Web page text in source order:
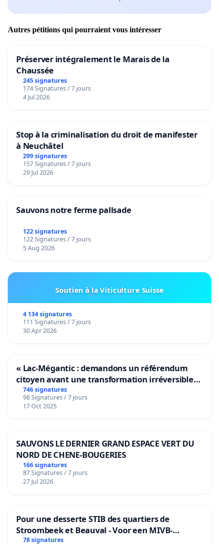
Autres pétitions qui pourraient vous intéresser
Préserver intégralement le Marais de la
Chaussée
245 signatures
174 Signatures / 7 jours
4 Jul 2026
Stop à la criminalisation du droit de manifester
à Neuchâtel
299 signatures
157 Signatures / 7 jours
29 Jul 2026
Sauvons notre ferme pallsade
122 signatures
122 Signatures / 7 jours
5 Aug 2026
Soutien à la Viticulture Suisse
4 134 signatures
111 Signatures / 7 jours
30 Apr 2026
« Lac-Mégantic : demandons un référendum
citoyen avant une transformation irréversible
de notre territoire »
746 signatures
98 Signatures / 7 jours
17 Oct 2025
SAUVONS LE DERNIER GRAND ESPACE VERT DU
NORD DE CHENE-BOUGERIES
166 signatures
87 Signatures / 7 jours
27 Jul 2026
Pour une desserte STIB des quartiers de
Stroombeek et Beauval - Voor een MIVB-
bediening van de wijken Strombeek en Het
78 signatures